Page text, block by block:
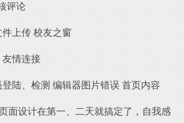
评论
上传 校友之窗
友情连接
陆、检测 编辑器图片错误 首页内容
面设计在第一、二天就搞定了，自我感